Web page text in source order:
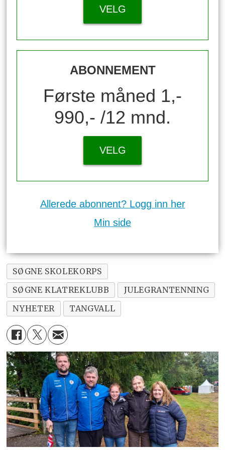
VELG
ABONNEMENT
Første måned 1,-
990,- /12 mnd.
VELG
Allerede abonnent? Logg inn her
Min side
SØGNE SKOLEKORPS
SØGNE KLATREKLUBB
JULEGRANTENNING
NYHETER
TANGVALL